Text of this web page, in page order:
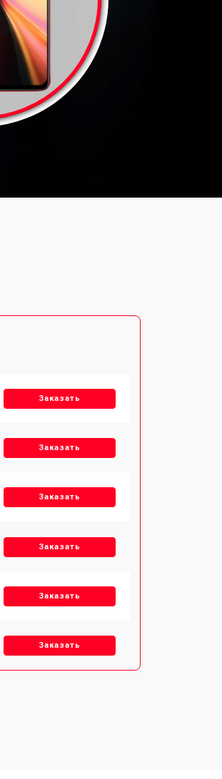
Заказать
Заказать
Заказать
Заказать
Заказать
Заказать